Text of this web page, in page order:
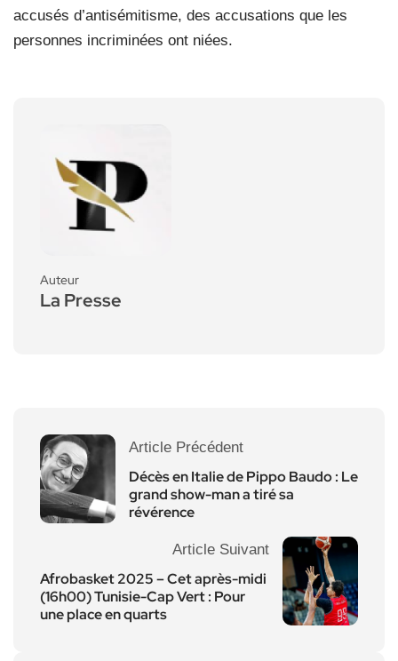
accusés d’antisémitisme, des accusations que les
personnes incriminées ont niées.
Auteur
La Presse
Article Précédent
Décès en Italie de ​Pippo Baudo : Le
grand show-man a tiré sa
révérence
Article Suivant
Afrobasket 2025 – Cet après-midi
(16h00) Tunisie-Cap Vert : Pour
une place en quarts